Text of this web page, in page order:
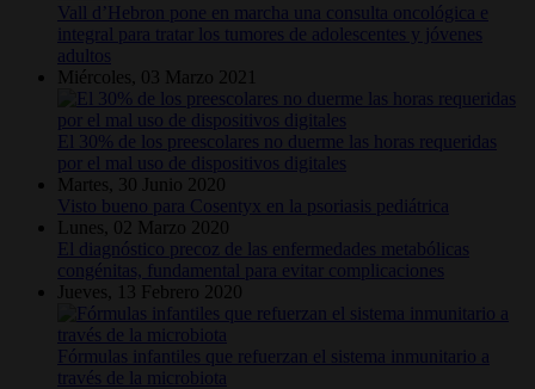
Vall d’Hebron pone en marcha una consulta oncológica e
integral para tratar los tumores de adolescentes y jóvenes
adultos
Miércoles, 03 Marzo 2021
El 30% de los preescolares no duerme las horas requeridas
por el mal uso de dispositivos digitales
Martes, 30 Junio 2020
Visto bueno para Cosentyx en la psoriasis pediátrica
Lunes, 02 Marzo 2020
El diagnóstico precoz de las enfermedades metabólicas
congénitas, fundamental para evitar complicaciones
Jueves, 13 Febrero 2020
Fórmulas infantiles que refuerzan el sistema inmunitario a
través de la microbiota